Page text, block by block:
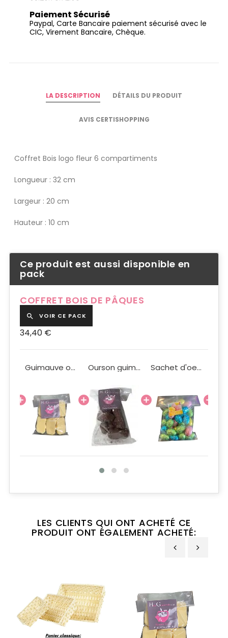
Paiement Sécurisé
Paypal, Carte Bancaire paiement sécurisé avec le
CIC, Virement Bancaire, Chèque.
LA DESCRIPTION DÉTAILS DU PRODUIT
AVIS CERTISHOPPING
Coffret Bois logo fleur 6 compartiments
Longueur : 32 cm
Largeur : 20 cm
Hauteur : 10 cm
Ce produit est aussi disponible en
pack
COFFRET BOIS DE PÂQUES
 VOIR CE PACK
34,40 €
Guimauve ourson blanc 100g Ourson guimauve au chocolat au lait 100g Sachet d'oeufs de Pâques 200 g
LES CLIENTS QUI ONT ACHETÉ CE
PRODUIT ONT ÉGALEMENT ACHETÉ: